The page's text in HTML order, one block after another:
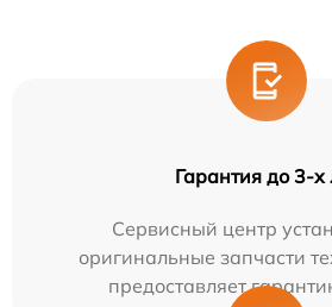
Гарантия до 3-х
Сервисный центр
оригинальные запчасти
предоставляет